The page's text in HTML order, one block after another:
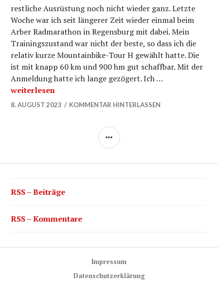
restliche Ausrüstung noch nicht wieder ganz. Letzte
Woche war ich seit längerer Zeit wieder einmal beim
Arber Radmarathon in Regensburg mit dabei. Mein
Trainingszustand war nicht der beste, so dass ich die
relativ kurze Mountainbike-Tour H gewählt hatte. Die
ist mit knapp 60 km und 900 hm gut schaffbar. Mit der
Anmeldung hatte ich lange gezögert. Ich …
Fazit Arber Radmarathon in Regensburg
weiterlesen
8. AUGUST 2023 KOMMENTAR HINTERLASSEN
SEITENLEISTE
RSS – Beiträge
RSS – Kommentare
Impressum
Datenschutzerklärung